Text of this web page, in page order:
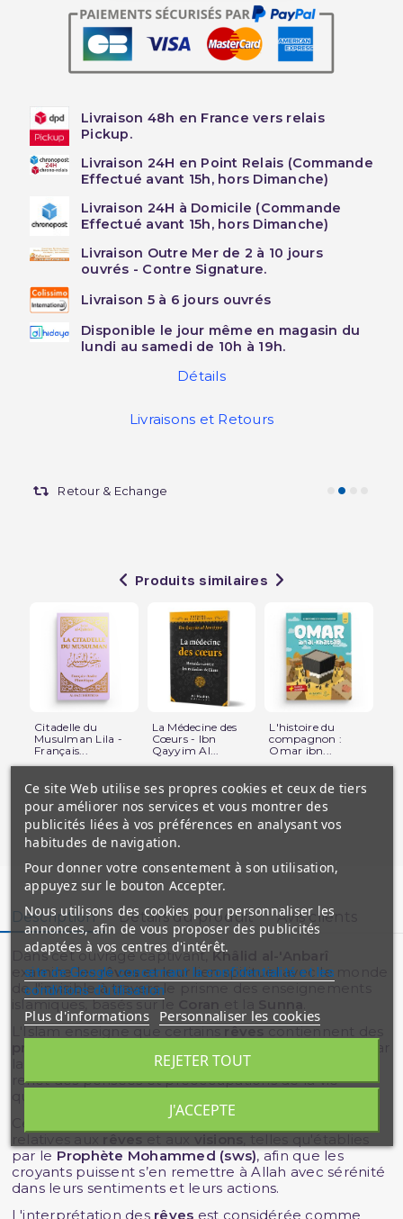
Livraison 48h en France vers relais
Pickup.
Livraison 24H en Point Relais (Commande
Effectué avant 15h, hors Dimanche)
Livraison 24H à Domicile (Commande
Effectué avant 15h, hors Dimanche)
Livraison Outre Mer de 2 à 10 jours
ouvrés - Contre Signature.
Livraison 5 à 6 jours ouvrés
Disponible le jour même en magasin du
lundi au samedi de 10h à 19h.
Détails
Livraisons et Retours
Retour & Echange
Produits similaires
Citadelle du
Musulman Lila -
Français...
La Médecine des
Cœurs - Ibn
Qayyim Al...
L'histoire du
compagnon :
Omar ibn...
Description Détails du produit Avis clients
Dans cet ouvrage captivant, Khâlid al-'Anbarî
examine lesrêveset leur lien spirituel avec le monde
de l'invisible à travers le prisme des enseignements
islamiques, basés sur le
, tandis que d'autres ne sont que le
reflet des pensées et préoccupations de la vie
Ce livre explore en détail les règles et
par le Prophète Mohammed (sws), afin que les
croyants puissent s’en remettre à Allah avec sérénité
dans leurs sentiments et leurs actions.
L'interprétation des rêves est considérée comme
Ce site Web utilise ses propres cookies et ceux de tiers
pour améliorer nos services et vous montrer des
publicités liées à vos préférences en analysant vos
habitudes de navigation.
Pour donner votre consentement à son utilisation,
appuyez sur le bouton Accepter.
Nous utilisons des cookies pour personnaliser les
annonces, afin de vous proposer des publicités
adaptées à vos centres d'intérêt.
site de Google concernant la confidentialité et les
conditions d'utilisation
Plus d'informations Personnaliser les cookies
REJETER TOUT
J'ACCEPTE